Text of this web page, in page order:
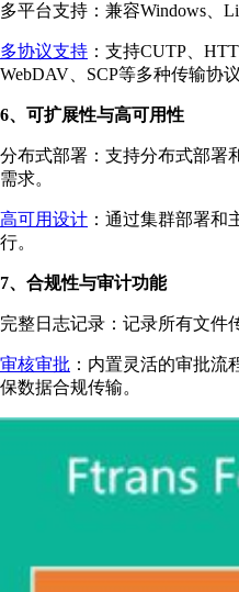
多平台支持：兼容Windows、
多协议支持 ：支持CUTP、
WebDAV、SCP等多种传输协议
6、可扩展性与高可用性
分布式部署：支持分布式部署
需求。
高可用设计 ：通过集群部署和
行。
7、合规性与审计功能
完整日志记录：记录所有文件
审核审批 ：内置灵活的审批流
保数据合规传输。